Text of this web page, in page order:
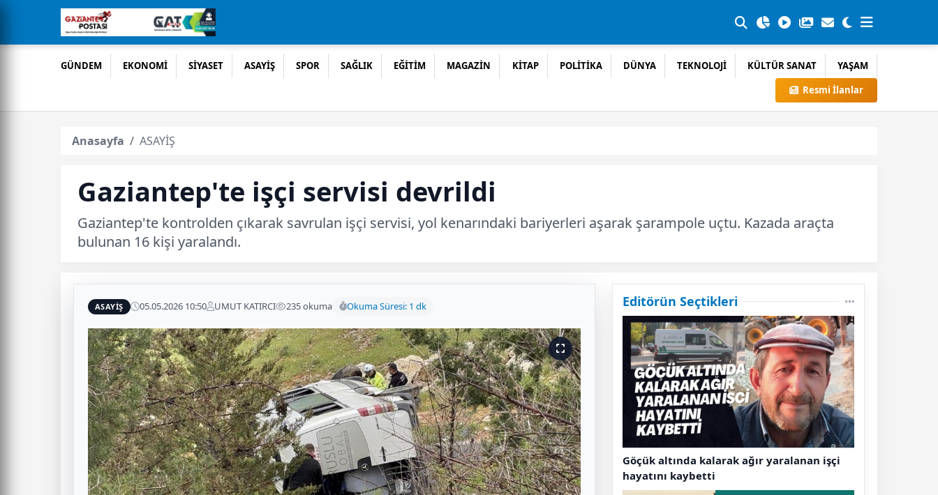
GÜNDEM EKONOMİ SİYASET ASAYİŞ SPOR SAĞLIK EĞİTİM MAGAZİN KİTAP POLİTİKA DÜNYA TEKNOLOJİ KÜLTÜR SANAT
YAŞAM
Resmi İlanlar
Anasayfa ASAYİŞ
Gaziantep'te işçi servisi devrildi
Gaziantep'te kontrolden çıkarak savrulan işçi servisi, yol kenarındaki bariyerleri aşarak şarampole uçtu. Kazada araçta
bulunan 16 kişi yaralandı.
ASAYİŞ 05.05.2026 10:50 UMUT KATIRCI 235 okuma Okuma Süresi: 1 dk Editörün Seçtikleri
Göçük altında kalarak ağır yaralanan işçi
hayatını kaybetti